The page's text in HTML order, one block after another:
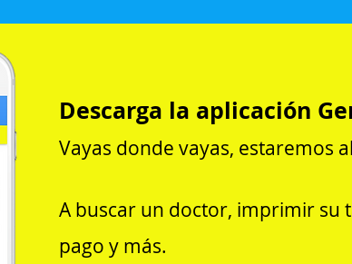
Descarga la aplicación
Vayas donde vayas, estaremos
A buscar un doctor, imprimir su
pago y más.